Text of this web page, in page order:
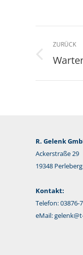
ZURÜCK
R. Gelenk
Ackerstraße 29
19348 Perleberg
Kontakt:
Telefon: 03876-
eMail: